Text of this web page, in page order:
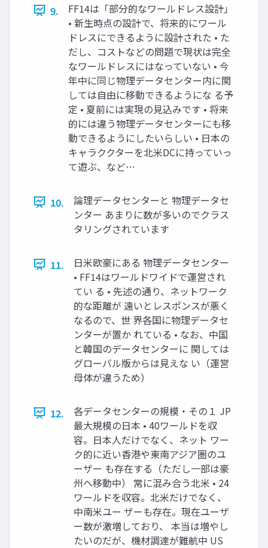
9.
FF14は「部分的なワールドレス設計」
• 新生時点の設計で、将来的にワール
ドレスにできるように設計された • た
だし、コストなどの問題で現状は完全
なワールドレスにはなっていない • 今
年中に同じ物理データセンター内に関
しては自由に移動できるようにな る予
定 • 夏前には実現の見込みです • 将来
的には違う物理データセンターにも移
動できるようにしたいらしい • 日本の
キャラククターを北米DCに持っていっ
て遊ぶ、など…
10.
論理データセンターと 物理データセ
ンター あまりに数が多いのでクラス
タリングされています
11.
日米欧豪にある 物理データセンター
• FF14はワールドワイドで運営され
てい る • 先述の通り、ネットワーク
的な距離が 遠いとレスポンスが悪く
なるので、世 界各国に物理データセ
ンターが置か れている • なお、中国
と韓国のデータセンターに 関しては
グローバル版からは見えな い（運営
母体が違うため）
12.
各データセンターの規模・その１ JP
最大規模の日本 • 40ワールドを収
容。日本人だけでなく、ネット ワー
ク的に近い香港や東南アジア圏のユ
ーザー も存在する（ただし一部は豪
州へ移動中） 常に混み合う北米 • 24
ワールドを収容。北米だけでなく、
中南米ユー ザーも存在。現在ユーザ
ー数が激増しており、 本当は増やし
たいのだが、機材調達が難航中 US